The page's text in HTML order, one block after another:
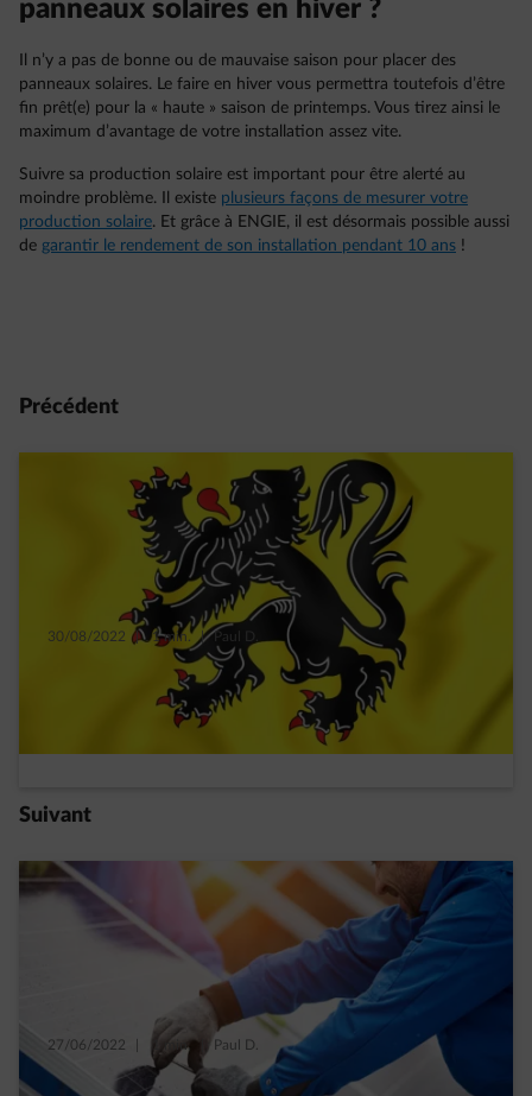
panneaux solaires en hiver ?
Il n’y a pas de bonne ou de mauvaise saison pour placer des
panneaux solaires. Le faire en hiver vous permettra toutefois d’être
fin prêt(e) pour la « haute » saison de printemps. Vous tirez ainsi le
maximum d’avantage de votre installation assez vite.
Suivre sa production solaire est important pour être alerté au
moindre problème. Il existe plusieurs façons de mesurer votre
production solaire. Et grâce à ENGIE, il est désormais possible aussi
de garantir le rendement de son installation pendant 10 ans !
Précédent
30/08/2022 | 1 min. | Paul D.
Quelle est la rentabilité de vos panneaux
solaires en Flandre ?
Suivant
27/06/2022 1 min. | Paul D.
Votre toit peut-il accueillir des panneaux